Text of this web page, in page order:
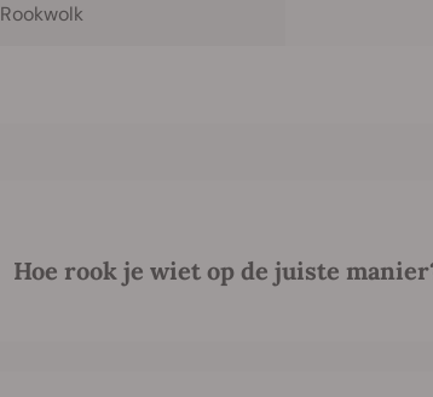
Rookwolk
Hoe rook je wiet op de juiste